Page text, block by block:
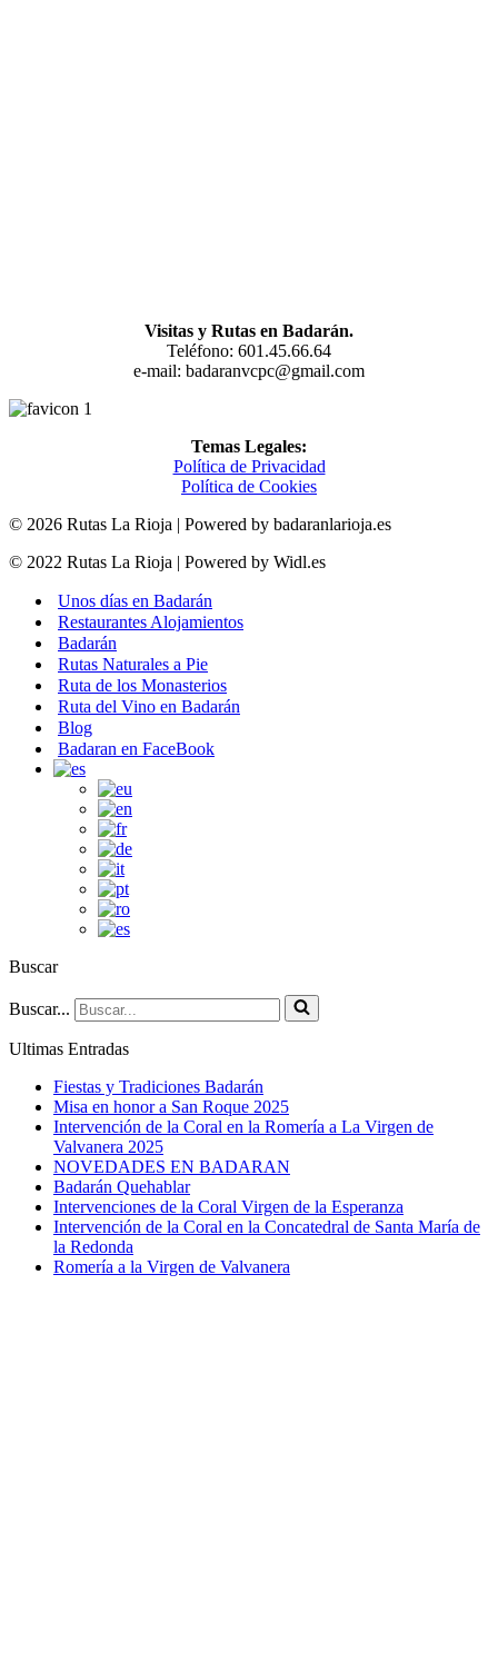
Visitas y Rutas en Badarán.
Teléfono: 601.45.66.64
e-mail: badaranvcpc@gmail.com
Temas Legales:
Política de Privacidad
Política de Cookies
© 2026 Rutas La Rioja | Powered by badaranlarioja.es
© 2022 Rutas La Rioja | Powered by Widl.es
Unos días en Badarán
Restaurantes Alojamientos
Badarán
Rutas Naturales a Pie
Ruta de los Monasterios
Ruta del Vino en Badarán
Blog
Badaran en FaceBook
Buscar
Buscar...
Ultimas Entradas
Fiestas y Tradiciones Badarán
Misa en honor a San Roque 2025
Intervención de la Coral en la Romería a La Virgen de
Valvanera 2025
NOVEDADES EN BADARAN
Badarán Quehablar
Intervenciones de la Coral Virgen de la Esperanza
Intervención de la Coral en la Concatedral de Santa María de
la Redonda
Romería a la Virgen de Valvanera